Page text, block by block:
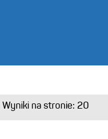
| Wyniki na stronie: 20